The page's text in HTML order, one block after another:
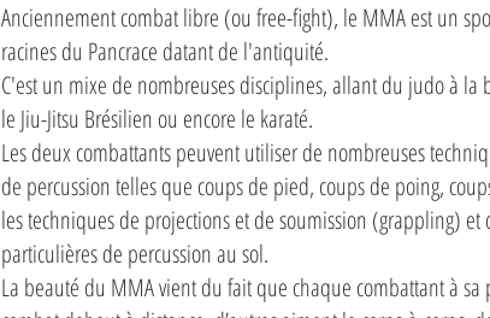
Anciennement combat libre (ou free-fight), le MMA est un
racines du Pancrace datant de l'antiquité.
C'est un mixe de nombreuses disciplines, allant du judo à
le Jiu-Jitsu Brésilien ou encore le karaté.
Les deux combattants peuvent utiliser de nombreuses
de percussion telles que coups de pied, coups de poing,
les techniques de projections et de soumission (grappling)
particulières de percussion au sol.
La beauté du MMA vient du fait que chaque combattant à